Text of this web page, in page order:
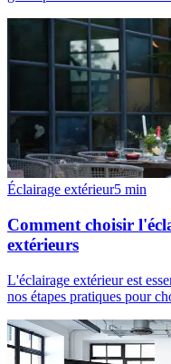
Éclairage extérieur5 min
Comment choisir
extérieurs
L'éclairage extérieur est
nos étapes pratiques pour